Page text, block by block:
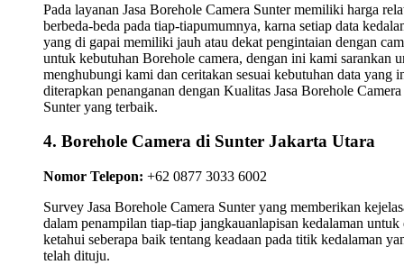
Pada layanan Jasa Borehole Camera Sunter memiliki harga
berbeda-beda pada tiap-tiapumumnya, karna setiap data
yang di gapai memiliki jauh atau dekat pengintaian dengan
untuk kebutuhan Borehole camera, dengan ini kami sarankan
menghubungi kami dan ceritakan sesuai kebutuhan data yang
diterapkan penanganan dengan Kualitas Jasa Borehole Camera
Sunter yang terbaik.
4. Borehole Camera di Sunter Jakarta Utara
Nomor Telepon: +62 0877 3033 6002
Survey Jasa Borehole Camera Sunter yang memberikan
dalam penampilan tiap-tiap jangkauanlapisan kedalaman untuk
ketahui seberapa baik tentang keadaan pada titik kedalaman
telah dituju.